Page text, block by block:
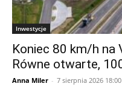
Inwestycje
Koniec 80 km/h na
Równe otwarte,
Anna Miler - 7 sierpnia 2026 18:00